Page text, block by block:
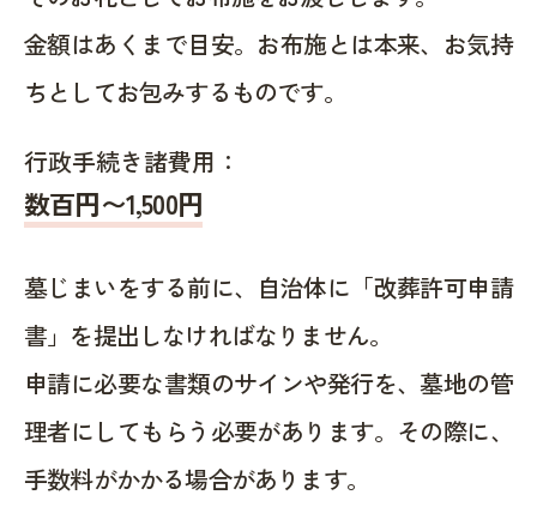
金額はあくまで目安。お布施とは本来、お気持
ちとしてお包みするものです。
行政手続き諸費用：
数百円〜1,500円
墓じまいをする前に、自治体に「改葬許可申請
書」を提出しなければなりません。
申請に必要な書類のサインや発行を、墓地の管
理者にしてもらう必要があります。その際に、
手数料がかかる場合があります。